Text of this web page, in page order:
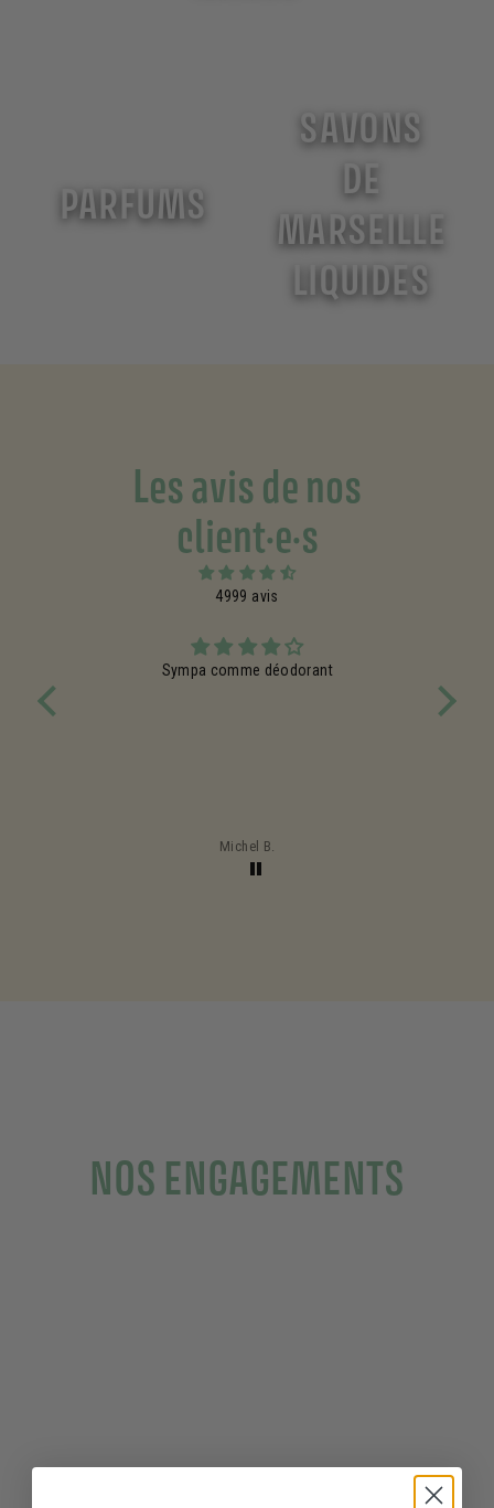
PARFUMS
SAVONS
DE
MARSEILLE
LIQUIDES
Les avis de nos
client·e·s
4999 avis
Sympa comme déodorant
Michel B.
NOS ENGAGEMENTS